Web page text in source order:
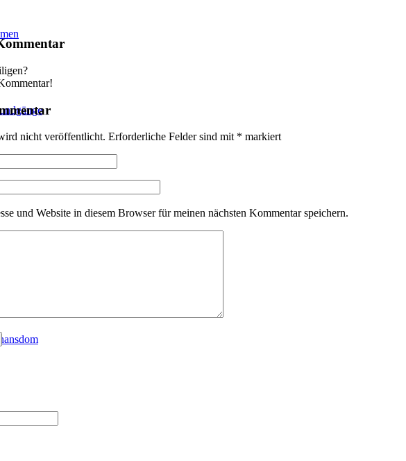
nicht veröffentlicht. Erforderliche Felder sind mit * markiert
und Website in diesem Browser für meinen nächsten Kommentar speichern.